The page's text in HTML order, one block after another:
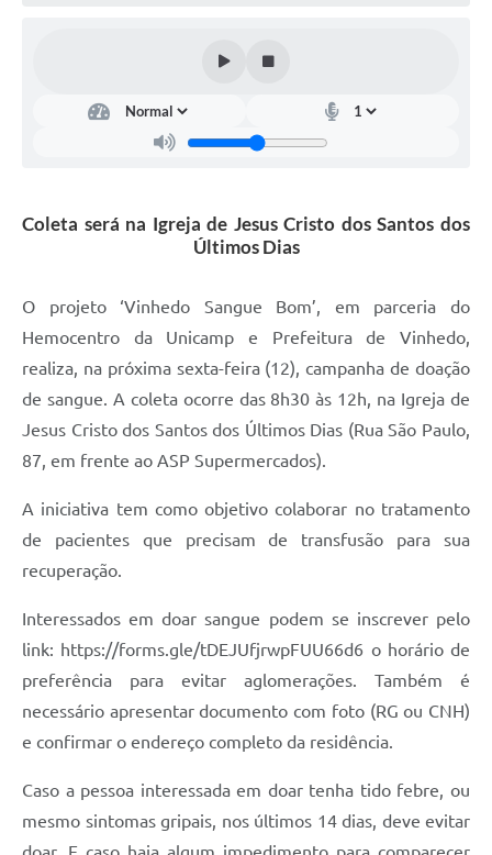
Sistema de Protocolo
Listagem dos CEPs de Vinhedo
Acesso à Informação
Contratos
Associação dos Servidores Públicos Municipais de
Vinhedo
Audiências Públicas
Carta de Serviços
Arquivos para Download
Legislação
Coleta será na Igreja de Jesus Cristo dos Santos dos
Últimos Dias
O projeto ‘Vinhedo Sangue Bom’, em parceria do
Hemocentro da Unicamp e Prefeitura de Vinhedo,
realiza, na próxima sexta-feira (12), campanha de doação
de sangue. A coleta ocorre das 8h30 às 12h, na Igreja de
Jesus Cristo dos Santos dos Últimos Dias (Rua São Paulo,
87, em frente ao ASP Supermercados).
A iniciativa tem como objetivo colaborar no tratamento
de pacientes que precisam de transfusão para sua
recuperação.
Interessados em doar sangue podem se inscrever pelo
link: https://forms.gle/tDEJUfjrwpFUU66d6 o horário de
preferência para evitar aglomerações. Também é
necessário apresentar documento com foto (RG ou CNH)
e confirmar o endereço completo da residência.
Caso a pessoa interessada em doar tenha tido febre, ou
mesmo sintomas gripais, nos últimos 14 dias, deve evitar